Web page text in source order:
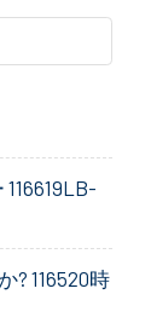
? 116520時